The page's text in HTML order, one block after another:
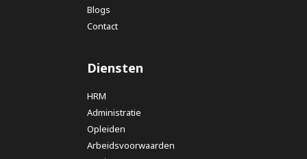
Blogs
Contact
Diensten
HRM
Administratie
Opleiden
Arbeidsvoorwaarden